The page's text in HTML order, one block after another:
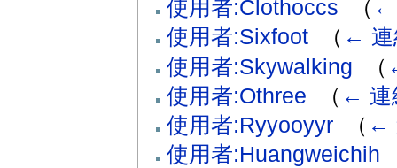
使用者:Clothoccs
（ ←
使用者:Sixfoot‎ （ ← 連
使用者:Skywalking
（
使用者:Othree
（ ← 連
使用者:Ryyooyyr‎ （ ←
使用者:Huangweichih